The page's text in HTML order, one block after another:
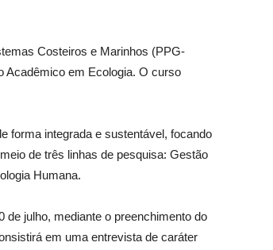
Costeiros e Marinhos (PPG-
Acadêmico em Ecologia. O curso
forma integrada e sustentável, focando
de três linhas de pesquisa: Gestão
Humana.
julho, mediante o preenchimento do
em uma entrevista de caráter